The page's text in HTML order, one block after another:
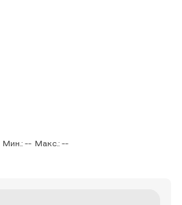
Мин.: -- Макс.: --